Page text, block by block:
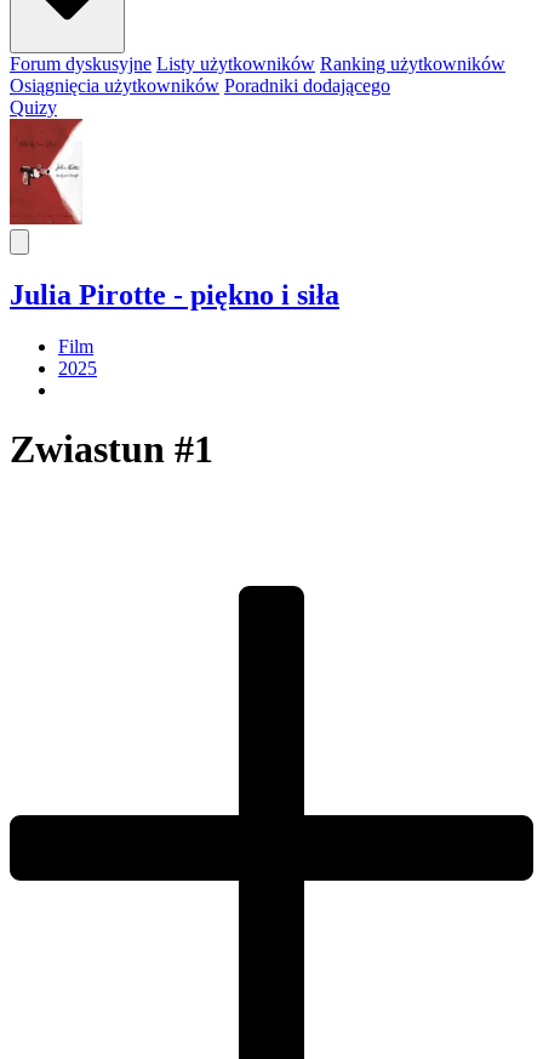
Forum dyskusyjne Listy użytkowników Ranking użytkowników
Osiągnięcia użytkowników Poradniki dodającego
Quizy
Julia Pirotte - piękno i siła
Film
2025
Zwiastun #1